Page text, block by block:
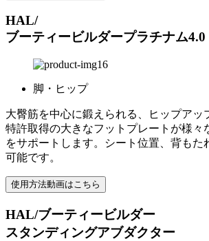
HAL/
ブーティービルダープラチナム4.0
脚・ヒップ
大臀筋を中心に鍛えられる、ヒップアッ
特許取得の大きなフットプレートが様々
をサポートします。シート位置、背もた
可能です。
使用方法動画はこちら
HAL/ブーティービルダー
スタンディングアブダクター